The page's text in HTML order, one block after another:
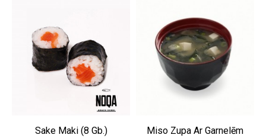
Sake Maki (8 Gb.) Miso Zupa Ar Garnelēm